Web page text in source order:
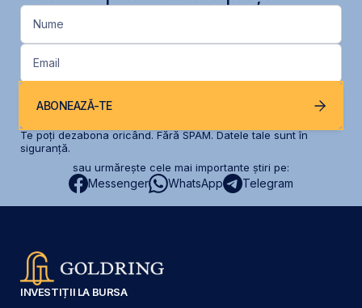
Nume
Email
ABONEAZĂ-TE
Te poți dezabona oricând. Fără SPAM. Datele tale sunt în
siguranță.
sau urmărește cele mai importante știri pe:
Messenger WhatsApp Telegram
INVESTIȚII LA BURSA